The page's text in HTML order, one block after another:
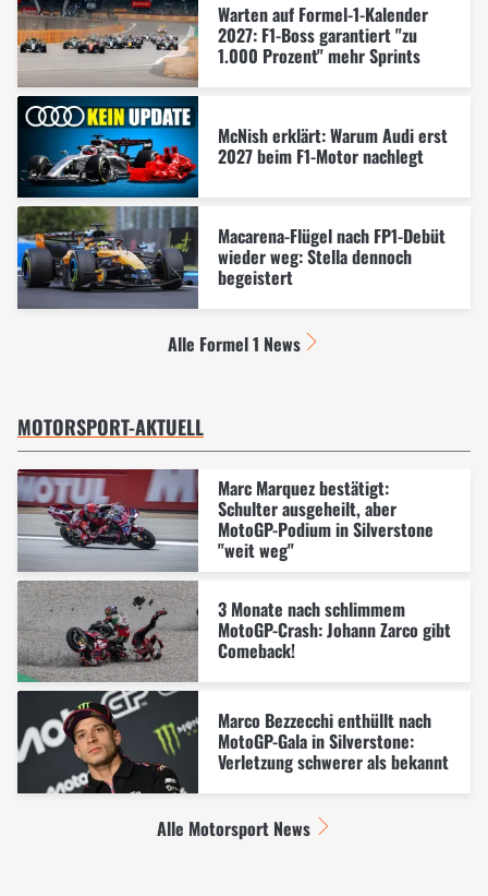
Warten auf Formel-1-Kalender
2027: F1-Boss garantiert "zu
1.000 Prozent" mehr Sprints
McNish erklärt: Warum Audi erst
2027 beim F1-Motor nachlegt
Macarena-Flügel nach FP1-Debüt
wieder weg: Stella dennoch
begeistert
Alle Formel 1 News
MOTORSPORT-AKTUELL
Marc Marquez bestätigt:
Schulter ausgeheilt, aber
MotoGP-Podium in Silverstone
"weit weg"
3 Monate nach schlimmem
MotoGP-Crash: Johann Zarco gibt
Comeback!
Marco Bezzecchi enthüllt nach
MotoGP-Gala in Silverstone:
Verletzung schwerer als bekannt
Alle Motorsport News